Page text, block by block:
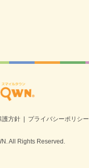
護方針 プライバシーポリシー
. All Rights Reserved.